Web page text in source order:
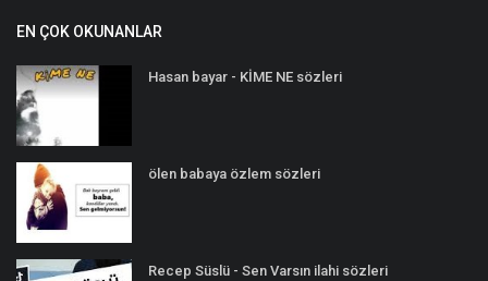
EN ÇOK OKUNANLAR
Hasan bayar - KİME NE sözleri
ölen babaya özlem sözleri
Recep Süslü - Sen Varsın ilahi sözleri